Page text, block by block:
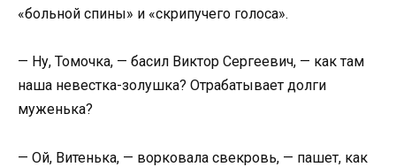
«больной спины» и «скрипучего голоса».
— Ну, Томочка, — басил Виктор Сергеевич, — как там
наша невестка-золушка? Отрабатывает долги
муженька?
— Ой, Витенька, — ворковала свекровь, — пашет, как